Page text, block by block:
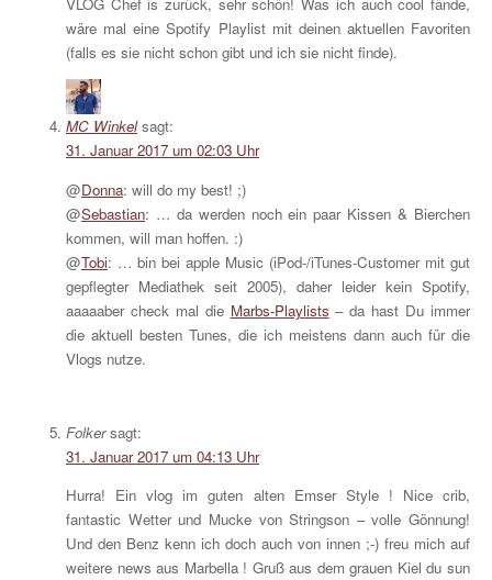
wäre mal eine Spotify Playlist mit deinen aktuellen Favoriten
(falls es sie nicht schon gibt und ich sie nicht finde).
MC Winkel sagt:
31. Januar 2017 um 02:03 Uhr
@Donna: will do my best! ;)
@Sebastian: … da werden noch ein paar Kissen & Bierchen
kommen, will man hoffen. :)
@Tobi: … bin bei apple Music (iPod-/iTunes-Customer mit gut
gepflegter Mediathek seit 2005), daher leider kein Spotify,
aaaaaber check mal die Marbs-Playlists – da hast Du immer
die aktuell besten Tunes, die ich meistens dann auch für die
Vlogs nutze.
Folker sagt:
31. Januar 2017 um 04:13 Uhr
Hurra! Ein vlog im guten alten Emser Style ! Nice crib,
fantastic Wetter und Mucke von Stringson – volle Gönnung!
Und den Benz kenn ich doch auch von innen ;-) freu mich auf
weitere news aus Marbella ! Gruß aus dem grauen Kiel du sun